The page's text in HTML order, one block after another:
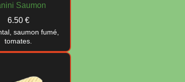
6.50 €
Saumon
saumon fumé,
tomates.